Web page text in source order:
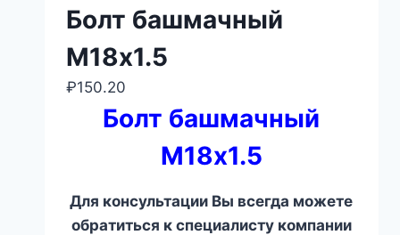
Болт башмачный
М18х1.5
₽150.20
Болт башмачный
М18х1.5
Для консультации Вы всегда можете
обратиться к специалисту компании